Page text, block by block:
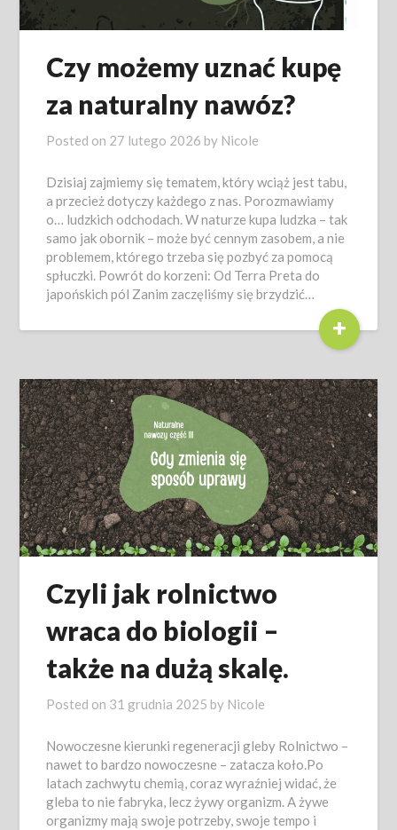
Czy możemy uznać kupę
za naturalny nawóz?
Posted on 27 lutego 2026 by Nicole
Dzisiaj zajmiemy się tematem, który wciąż jest tabu,
a przecież dotyczy każdego z nas. Porozmawiamy
o… ludzkich odchodach. W naturze kupa ludzka – tak
samo jak obornik – może być cennym zasobem, a nie
problemem, którego trzeba się pozbyć za pomocą
spłuczki. Powrót do korzeni: Od Terra Preta do
japońskich pól Zanim zaczęliśmy się brzydzić…
+
Czyli jak rolnictwo
wraca do biologii –
także na dużą skalę.
Posted on 31 grudnia 2025 by Nicole
Nowoczesne kierunki regeneracji gleby Rolnictwo –
nawet to bardzo nowoczesne – zatacza koło.Po
latach zachwytu chemią, coraz wyraźniej widać, że
gleba to nie fabryka, lecz żywy organizm. A żywe
organizmy mają swoje potrzeby, swoje tempo i